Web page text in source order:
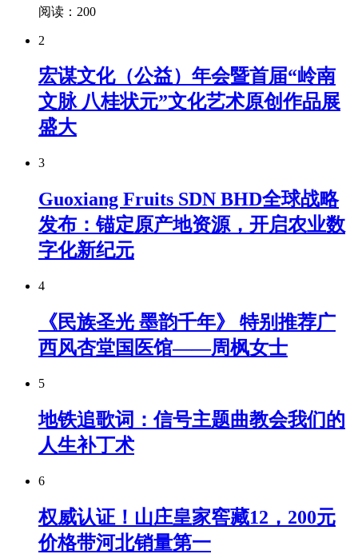
阅读：200
2
宏谋文化（公益）年会暨首届“岭南
文脉 八桂状元”文化艺术原创作品展
盛大
3
Guoxiang Fruits SDN BHD全球战略
发布：锚定原产地资源，开启农业数
字化新纪元
4
《民族圣光 墨韵千年》 特别推荐广
西风杏堂国医馆——周枫女士
5
地铁追歌词：信号主题曲教会我们的
人生补丁术
6
权威认证！山庄皇家窖藏12，200元
价格带河北销量第一